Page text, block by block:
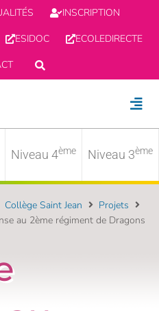
INSCRIPTION
ESIDOC
ECOLEDIRECTE
Niveau 4ème Niveau 3ème
Collège Saint Jean
Projets
au 2ème régiment de Dragons